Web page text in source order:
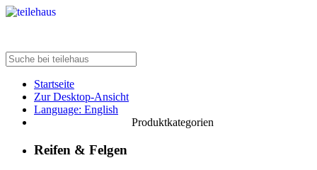
Startseite
Zur Desktop-Ansicht
Language: English
Produktkategorien
Reifen & Felgen